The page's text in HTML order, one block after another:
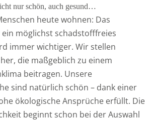
nur schön, auch gesund…
heute wohnen: Das
möglichst schadstofffreies
immer wichtiger. Wir stellen
die maßgeblich zu einem
beitragen. Unsere
sind natürlich schön – dank einer
ökologische Ansprüche erfüllt. Die
beginnt schon bei der Auswahl